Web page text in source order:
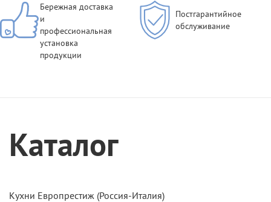
Бережная доставка
и
профессиональная
установка
продукции
Постгарантийное
обслуживание
Каталог
Кухни Европрестиж (Россия-Италия)